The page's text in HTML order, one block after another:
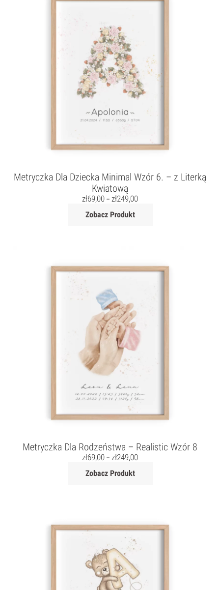
Metryczka Dla Dziecka Minimal Wzór 6. – z Literką
Kwiatową
zł69,00 – zł249,00
Zobacz Produkt
Metryczka Dla Rodzeństwa – Realistic Wzór 8
zł69,00 – zł249,00
Zobacz Produkt